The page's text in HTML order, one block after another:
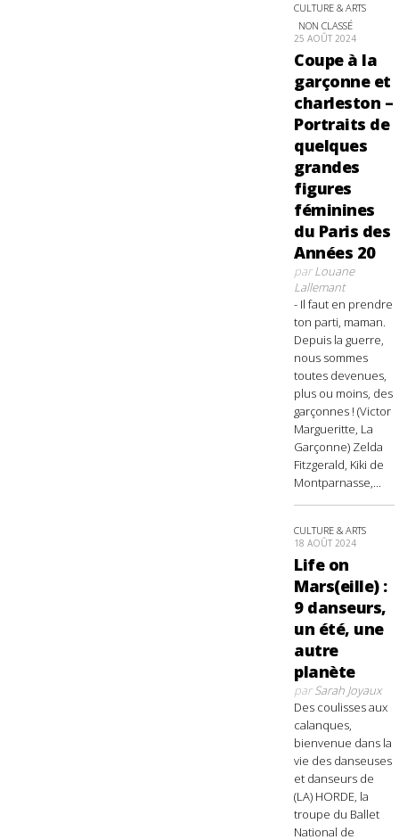
CULTURE & ARTS
NON CLASSÉ
25 AOÛT 2024
Coupe à la
garçonne et
charleston –
Portraits de
quelques
grandes
figures
féminines
du Paris des
Années 20
parLouane
Lallemant
- Il faut en prendre
ton parti, maman.
Depuis la guerre,
nous sommes
toutes devenues,
plus ou moins, des
garçonnes ! (Victor
Margueritte, La
Garçonne) Zelda
Fitzgerald, Kiki de
Montparnasse,...
CULTURE & ARTS
18 AOÛT 2024
Life on
Mars(eille) :
9 danseurs,
un été, une
autre
planète
parSarah Joyaux
Des coulisses aux
calanques,
bienvenue dans la
vie des danseuses
et danseurs de
(LA) HORDE, la
troupe du Ballet
National de